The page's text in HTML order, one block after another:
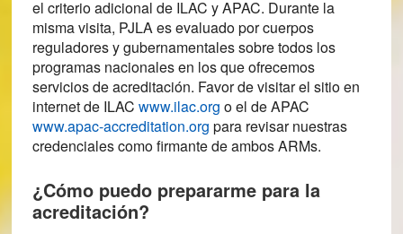
el criterio adicional de ILAC y APAC. Durante la
misma visita, PJLA es evaluado por cuerpos
reguladores y gubernamentales sobre todos los
programas nacionales en los que ofrecemos
servicios de acreditación. Favor de visitar el sitio en
internet de ILAC www.ilac.org o el de APAC
www.apac-accreditation.org para revisar nuestras
credenciales como firmante de ambos ARMs.
¿Cómo puedo prepararme para la
acreditación?